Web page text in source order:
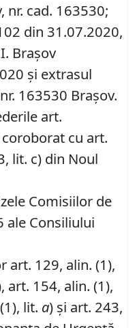
nr. cad. 163530;
din 31.07.2020,
Brașov
și extrasul
163530 Brașov.
art.
cu art.
lit. c) din Noul
Comisiilor de
ale Consiliului
art. 129, alin. (1),
art. 154, alin. (1),
lit. a) și art. 243,